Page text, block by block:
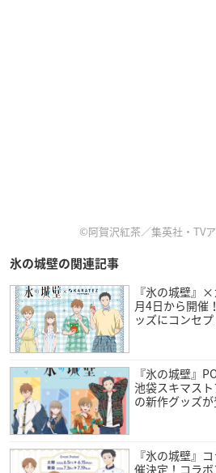
©阿賀沢紅茶／集英社・TV
氷の城壁の関連記事
『氷の城壁』
月4日から開催
ッズにコンセ
『氷の城壁』
池袋スキマス
の新作グッズ
『氷の城壁』
催決定！コラ